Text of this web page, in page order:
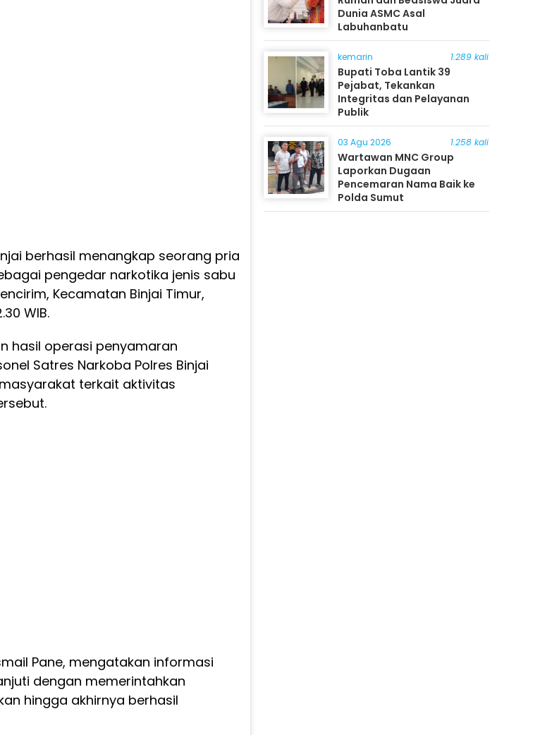
berhasil menangkap seorang pria
pengedar narkotika jenis sabu
Kecamatan Binjai Timur,
WIB.
hasil operasi penyamaran
Satres Narkoba Polres Binjai
terkait aktivitas
Pane, mengatakan informasi
dengan memerintahkan
hingga akhirnya berhasil
Dunia ASMC Asal
Labuhanbatu
kemarin 1.289 kali
Bupati Toba Lantik 39
Pejabat, Tekankan
Integritas dan Pelayanan
Publik
03 Agu 2026 1.258 kali
Wartawan MNC Group
Laporkan Dugaan
Pencemaran Nama Baik ke
Polda Sumut